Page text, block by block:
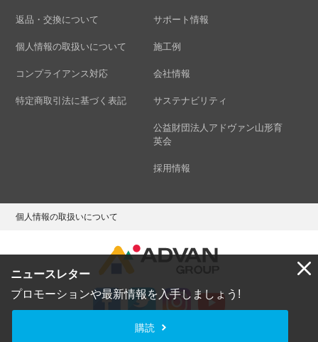
ニュースレター
プロモーションや最新情報を入手しましょう!
購読
返品・交換について
個人情報の取扱いについて
コンプライアンス対応
特定商取引法に基づく表記
サポート情報
施工例
会社情報
サステナビリティ
公益財団法人アドヴァン山形育
英会
採用情報
個人情報の取扱いについて